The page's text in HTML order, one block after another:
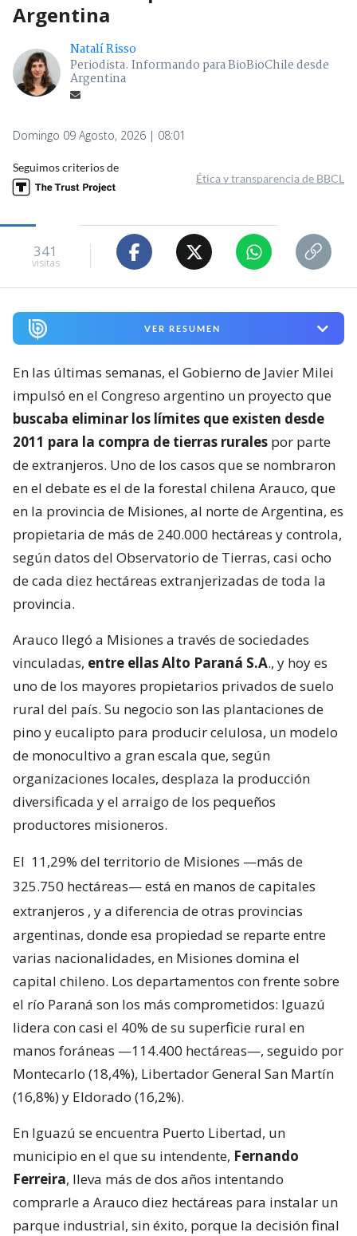
Argentina
Natalí Risso
Periodista. Informando para BioBioChile desde
Argentina
Domingo 09 Agosto, 2026 | 08:01
Seguimos criterios de
Ética y transparencia de BBCL
341
visitas
VER RESUMEN
En las últimas semanas, el Gobierno de Javier Milei
impulsó en el Congreso argentino un proyecto que
buscaba eliminar los límites que existen desde
2011 para la compra de tierras rurales por parte
de extranjeros. Uno de los casos que se nombraron
en el debate es el de la forestal chilena Arauco, que
en la provincia de Misiones, al norte de Argentina, es
propietaria de más de 240.000 hectáreas y controla,
según datos del Observatorio de Tierras, casi ocho
de cada diez hectáreas extranjerizadas de toda la
provincia.
Arauco llegó a Misiones a través de sociedades
vinculadas, entre ellas Alto Paraná S.A., y hoy es
uno de los mayores propietarios privados de suelo
rural del país. Su negocio son las plantaciones de
pino y eucalipto para producir celulosa, un modelo
de monocultivo a gran escala que, según
organizaciones locales, desplaza la producción
diversificada y el arraigo de los pequeños
productores misioneros.
El 11,29% del territorio de Misiones —más de
325.750 hectáreas— está en manos de capitales
extranjeros , y a diferencia de otras provincias
argentinas, donde esa propiedad se reparte entre
varias nacionalidades, en Misiones domina el
capital chileno. Los departamentos con frente sobre
el río Paraná son los más comprometidos: Iguazú
lidera con casi el 40% de su superficie rural en
manos foráneas —114.400 hectáreas—, seguido por
Montecarlo (18,4%), Libertador General San Martín
(16,8%) y Eldorado (16,2%).
En Iguazú se encuentra Puerto Libertad, un
municipio en el que su intendente, Fernando
Ferreira, lleva más de dos años intentando
comprarle a Arauco diez hectáreas para instalar un
parque industrial, sin éxito, porque la decisión final